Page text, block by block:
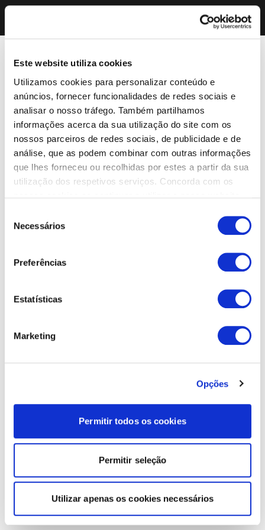
Este website utiliza cookies
Utilizamos cookies para personalizar conteúdo e
anúncios, fornecer funcionalidades de redes sociais e
analisar o nosso tráfego. Também partilhamos
informações acerca da sua utilização do site com os
nossos parceiros de redes sociais, de publicidade e de
análise, que as podem combinar com outras informações
que lhes forneceu ou recolhidas por estes a partir da sua
utilização dos respetivos serviços. Concorda com os
Necessários
Preferências
Estatísticas
Marketing
Opções
Permitir todos os cookies
Permitir seleção
Utilizar apenas os cookies necessários